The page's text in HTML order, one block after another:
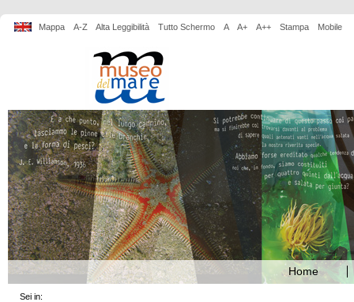
Mappa A-Z Alta Leggibilità Tutto Schermo A A+ A++ Stampa Mobile
Home
Sei in: